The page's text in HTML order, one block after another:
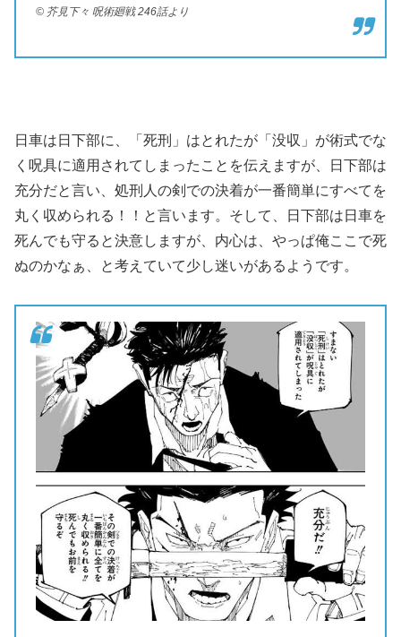
© 芥見下々 呪術廻戦 246話より
日車は日下部に、「死刑」はとれたが「没収」が術式でな
く呪具に適用されてしまったことを伝えますが、日下部は
充分だと言い、処刑人の剣での決着が一番簡単にすべてを
丸く収められる！！と言います。そして、日下部は日車を
死んでも守ると決意しますが、内心は、やっぱ俺ここで死
ぬのかなぁ、と考えていて少し迷いがあるようです。